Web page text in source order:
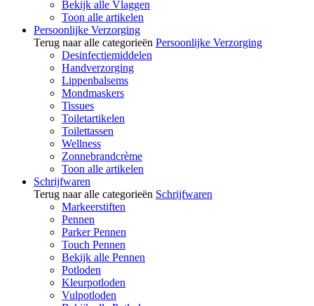
Bekijk alle Vlaggen
Toon alle artikelen
Persoonlijke Verzorging
Terug naar alle categorieën Persoonlijke Verzorging
Desinfectiemiddelen
Handverzorging
Lippenbalsems
Mondmaskers
Tissues
Toiletartikelen
Toilettassen
Wellness
Zonnebrandcrème
Toon alle artikelen
Schrijfwaren
Terug naar alle categorieën Schrijfwaren
Markeerstiften
Pennen
Parker Pennen
Touch Pennen
Bekijk alle Pennen
Potloden
Kleurpotloden
Vulpotloden